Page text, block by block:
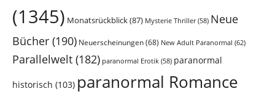
(1345) Monatsrückblick(87) Mysterie Thriller(58) Neue
Bücher (190) Neuerscheinungen(68) New Adult Paranormal (62)
Parallelwelt (182) paranormal Erotik (58) paranormal
historisch (103) paranormal Romance